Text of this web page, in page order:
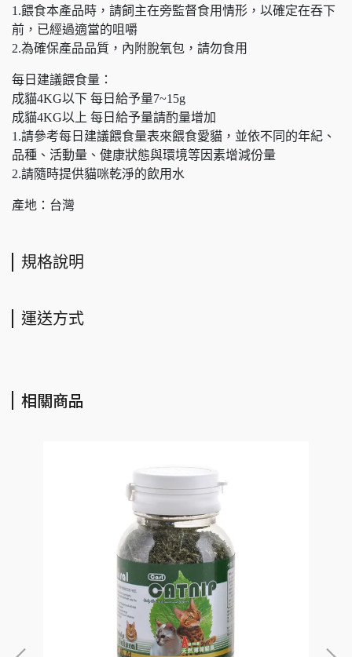
1.餵食本產品時，請飼主在旁監督食用情形，以確定在吞下
前，已經過適當的咀嚼
2.為確保產品品質，內附脫氧包，請勿食用
每日建議餵食量：
成貓4KG以下 每日給予量7~15g
成貓4KG以上 每日給予量請酌量增加
1.請參考每日建議餵食量表來餵食愛貓，並依不同的年紀、
品種、活動量、健康狀態與環境等因素增減份量
2.請隨時提供貓咪乾淨的飲用水
產地：台灣
規格說明
運送方式
相關商品